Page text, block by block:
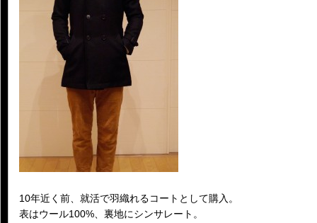
10年近く前、就活で羽織れるコートとして購入。
表はウール100%、裏地にシンサレート。